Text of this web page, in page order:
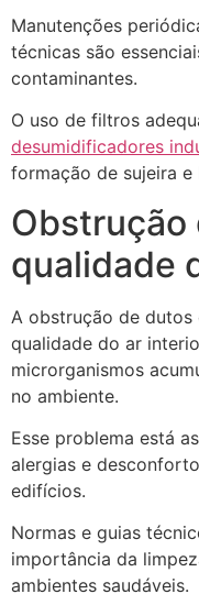
Manutenções
técnicas são
contaminantes.
O uso de filtros
desumidificadores
formação de sujeira
Obstrução
qualidade
A obstrução de
qualidade do ar
microrganismos
no ambiente.
Esse problema está
alergias e
edifícios.
Normas e guias
importância da
ambientes saudáveis.